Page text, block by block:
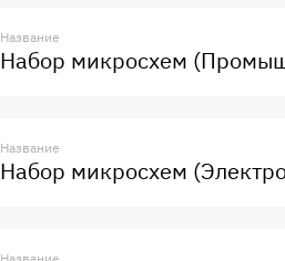
Название
Набор микросхем
Название
Набор микросхем